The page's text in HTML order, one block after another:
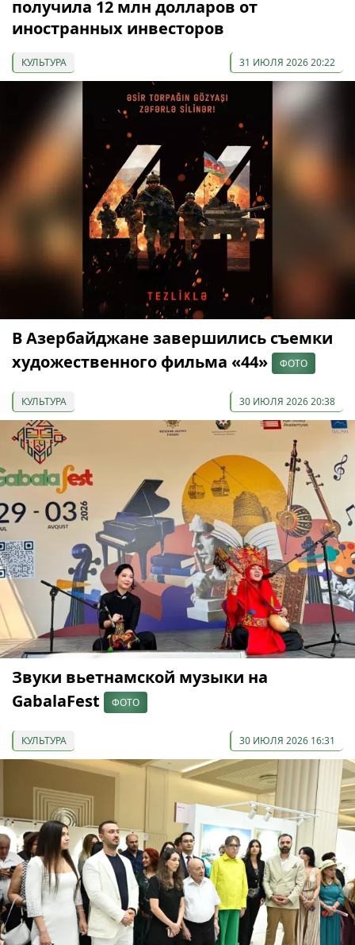
получила 12 млн долларов от
иностранных инвесторов
КУЛЬТУРА 31 ИЮЛЯ 2026 20:22
В Азербайджане завершились съемки
художественного фильма «44»
ФОТО
КУЛЬТУРА 30 ИЮЛЯ 2026 20:38
Звуки вьетнамской музыки на
GabalaFest
ФОТО
КУЛЬТУРА 30 ИЮЛЯ 2026 16:31